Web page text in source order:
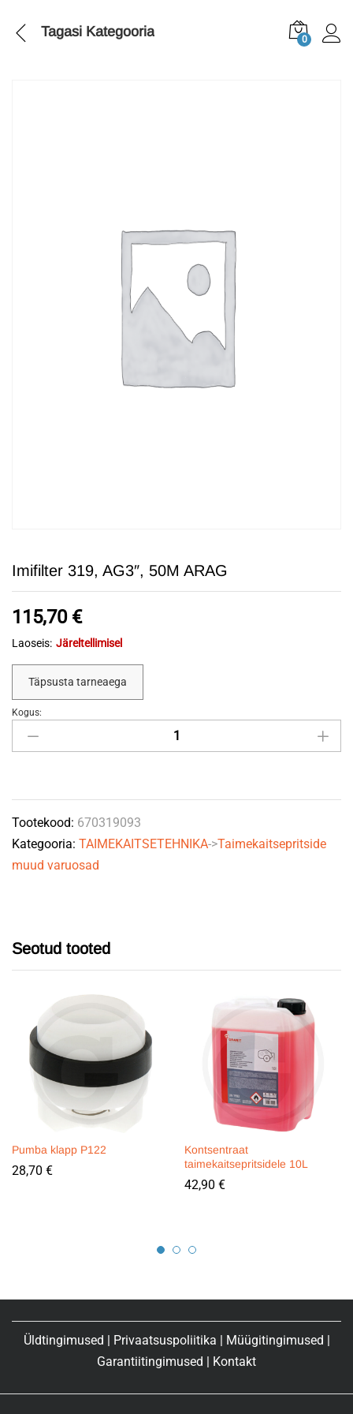
Tagasi Kategooria 0
Imifilter 319, AG3″, 50M ARAG
115,70 €
Laoseis: Järeltellimisel
Täpsusta tarneaega
Imifilter
319,
ARAG
quantity
Kogus:
Tootekood: 670319093
Kategooria: TAIMEKAITSETEHNIKA->Taimekaitsepritside
muud varuosad
Seotud tooted
Pumba klapp P122
28,70 €
Kontsentraat
taimekaitsepritsidele 10L
42,90 €
Üldtingimused Privaatsuspoliitika Müügitingimused
Garantiitingimused
Kontakt